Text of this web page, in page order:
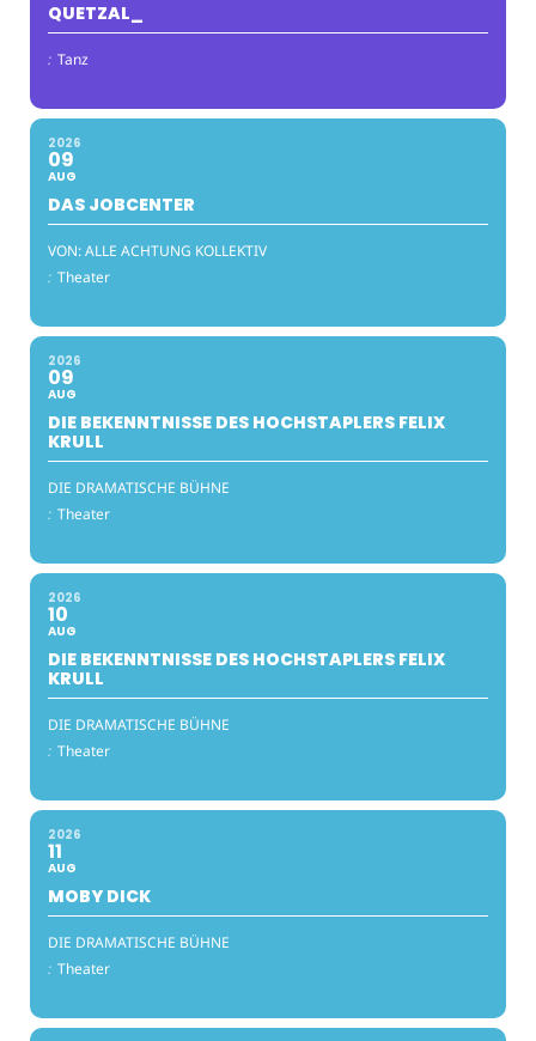
QUETZAL_
: Tanz
2026
09
AUG
DAS JOBCENTER
VON: ALLE ACHTUNG KOLLEKTIV
: Theater
2026
09
AUG
DIE BEKENNTNISSE DES HOCHSTAPLERS FELIX
KRULL
DIE DRAMATISCHE BÜHNE
: Theater
2026
10
AUG
DIE BEKENNTNISSE DES HOCHSTAPLERS FELIX
KRULL
DIE DRAMATISCHE BÜHNE
: Theater
2026
11
AUG
MOBY DICK
DIE DRAMATISCHE BÜHNE
: Theater